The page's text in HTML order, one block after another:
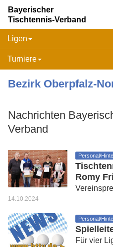
Bayerischer
Tischtennis-Verband
Ligen
Turniere
Bezirk Oberpfalz-
Nachrichten
Verband
Personal/
Romy
14.10.2024
Personal/
Für vier